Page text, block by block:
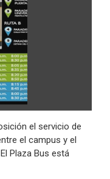
el servicio de
el campus y el
Plaza Bus está